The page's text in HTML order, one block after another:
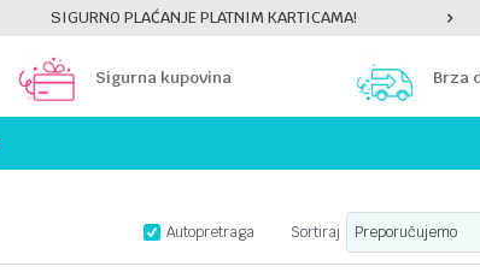
SIGURNO PLAĆANJE PLATNIM KARTICAMA!
Sigurna kupovina Brza
Autopretraga Sortiraj